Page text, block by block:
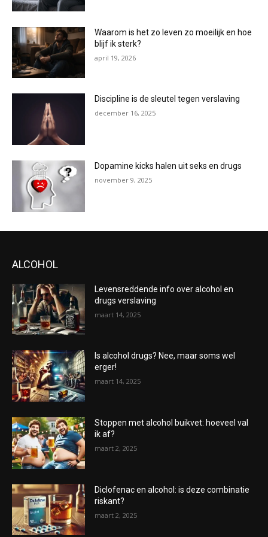
Waarom is het zo leven zo moeilijk en hoe
blijf ik sterk?
april 19, 2026
Discipline is de sleutel tegen verslaving
december 16, 2025
Dopamine kicks halen uit seks en drugs
november 9, 2025
ALCOHOL
Levensreddende info over alcohol en
drugs verslaving
maart 14, 2025
Is alcohol drugs? Nee, maar soms wel
erger!
maart 14, 2025
Stoppen met alcohol buikvet: hoeveel val
ik af?
maart 2, 2025
Diclofenac en alcohol: is deze combinatie
riskant?
maart 2, 2025